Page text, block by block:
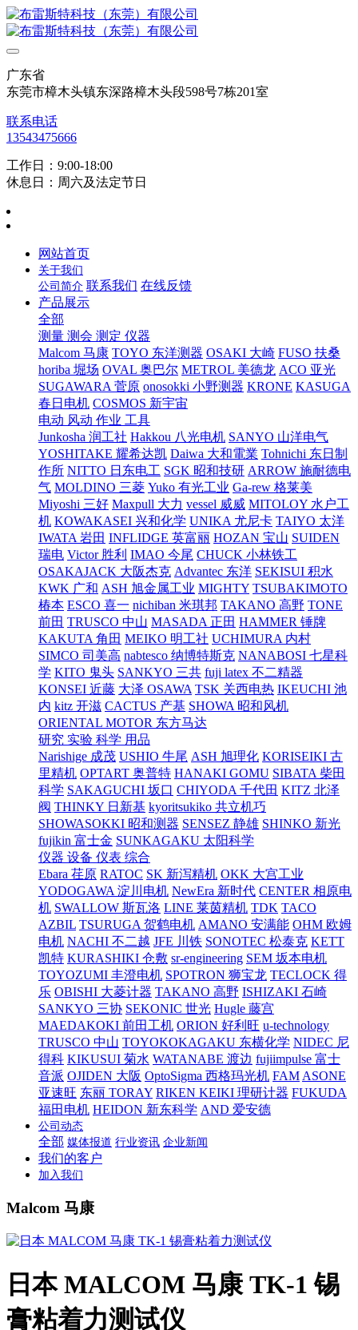
广东省
东莞市樟木头镇东深路樟木头段598号7栋201室
联系电话
13543475666
工作日：9:00-18:00
休息日：周六及法定节日
网站首页
关于我们
公司简介 联系我们 在线反馈
产品展示
全部
测量 测会 测定 仪器
Malcom 马康 TOYO 东洋测器 OSAKI 大崎 FUSO 扶桑
horiba 堀场 OVAL 奥巴尔 METROL 美德龙 ACO 亚光
SUGAWARA 菅原 onosokki 小野测器 KRONE KASUGA
春日电机 COSMOS 新宇宙
电动 风动 作业 工具
Junkosha 润工社 Hakkou 八光电机 SANYO 山洋电气
YOSHITAKE 耀希达凯 Daiwa 大和電業 Tohnichi 东日制
作所 NITTO 日东电工 SGK 昭和技研 ARROW 施耐德电
气 MOLDINO 三菱 Yuko 有光工业 Ga-rew 格莱美
Miyoshi 三好 Maxpull 大力 vessel 威威 MITOLOY 水户工
机 KOWAKASEI 兴和化学 UNIKA 尤尼卡 TAIYO 太洋
IWATA 岩田 INFLIDGE 英富丽 HOZAN 宝山 SUIDEN
瑞电 Victor 胜利 IMAO 今尾 CHUCK 小林铁工
OSAKAJACK 大阪杰克 Advantec 东洋 SEKISUI 积水
KWK 广和 ASH 旭金属工业 MIGHTY TSUBAKIMOTO
椿本 ESCO 喜一 nichiban 米琪邦 TAKANO 高野 TONE
前田 TRUSCO 中山 MASADA 正田 HAMMER 锤牌
KAKUTA 角田 MEIKO 明工社 UCHIMURA 内村
SIMCO 司美高 nabtesco 纳博特斯克 NANABOSI 七星科
学 KITO 鬼头 SANKYO 三共 fuji latex 不二精器
KONSEI 近藤 大泽 OSAWA TSK 关西电热 IKEUCHI 池
内 kitz 开滋 CACTUS 产基 SHOWA 昭和风机
ORIENTAL MOTOR 东方马达
研究 实验 科学 用品
Narishige 成茂 USHIO 牛尾 ASH 旭理化 KORISEIKI 古
里精机 OPTART 奥普特 HANAKI GOMU SIBATA 柴田
科学 SAKAGUCHI 坂口 CHIYODA 千代田 KITZ 北泽
阀 THINKY 日新基 kyoritsukiko 共立机巧
SHOWASOKKI 昭和测器 SENSEZ 静雄 SHINKO 新光
fujikin 富士金 SUNKAGAKU 太阳科学
仪器 设备 仪表 综合
Ebara 荏原 RATOC SK 新泻精机 OKK 大宫工业
YODOGAWA 淀川电机 NewEra 新时代 CENTER 相原电
机 SWALLOW 斯瓦洛 LINE 莱茵精机 TDK TACO
AZBIL TSURUGA 贺鹤电机 AMANO 安满能 OHM 欧姆
电机 NACHI 不二越 JFE 川铁 SONOTEC 松泰克 KETT
凯特 KURASHIKI 仓敷 sr-engineering SEM 坂本电机
TOYOZUMI 丰澄电机 SPOTRON 狮宝龙 TECLOCK 得
乐 OBISHI 大菱计器 TAKANO 高野 ISHIZAKI 石崎
SANKYO 三协 SEKONIC 世光 Hugle 藤宫
MAEDAKOKI 前田工机 ORION 好利旺 u-technology
TRUSCO 中山 TOYOKOKAGAKU 东横化学 NIDEC 尼
得科 KIKUSUI 菊水 WATANABE 渡边 fujiimpulse 富士
音派 OJIDEN 大阪 OptoSigma 西格玛光机 FAM ASONE
亚速旺 东丽 TORAY RIKEN KEIKI 理研计器 FUKUDA
福田电机 HEIDON 新东科学 AND 爱安德
公司动态
全部 媒体报道 行业资讯 企业新闻
我们的客户
加入我们
Malcom 马康
日本 MALCOM 马康 TK-1 锡
膏粘着力测试仪